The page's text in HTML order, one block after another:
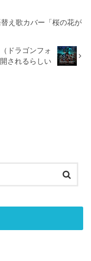
え歌カバー「桜の花が
ドラゴンフォ
されるらしい